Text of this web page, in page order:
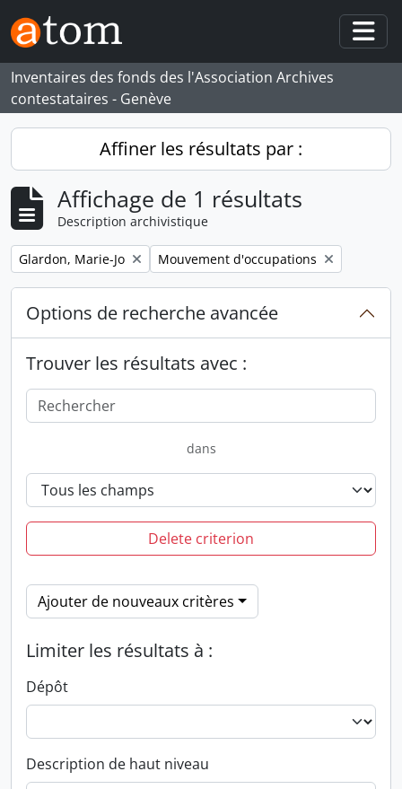
Skip to main content
Inventaires des fonds des l'Association Archives
contestataires - Genève
Affiner les résultats par :
Affichage de 1 résultats
Description archivistique
Remove filter:
Glardon, Marie-Jo Remove filter:
Mouvement d'occupations
Options de recherche avancée
Trouver les résultats avec :
dans
Delete criterion
Ajouter de nouveaux critères
Limiter les résultats à :
Dépôt
Description de haut niveau